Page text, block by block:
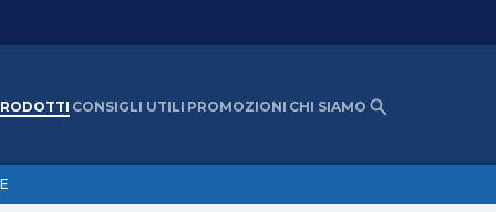
CONSIGLI UTILI PROMOZIONI CHI SIAMO